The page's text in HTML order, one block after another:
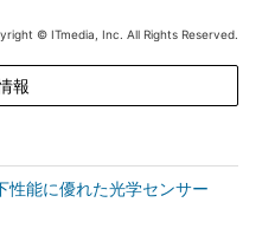
© ITmedia, Inc. All Rights Reserved.
報
性能に優れた光学センサー